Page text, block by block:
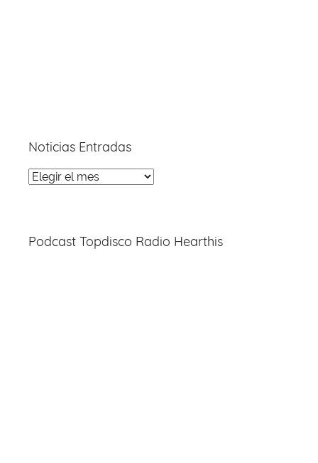
Noticias Entradas
Noticias
Podcast Topdisco Radio Hearthis